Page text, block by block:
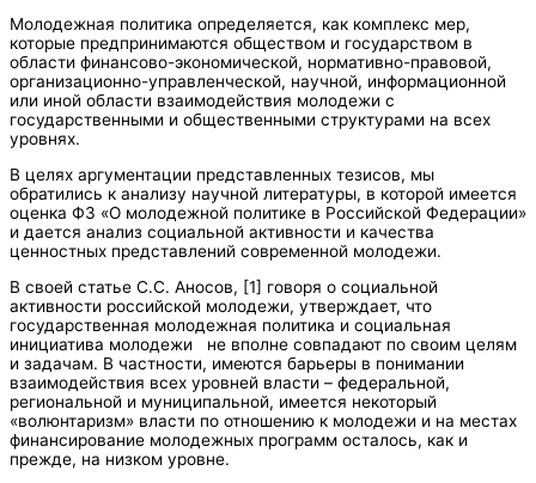
Молодежная политика определяется, как комплекс мер,
которые предпринимаются обществом и государством в
области финансово-экономической, нормативно-правовой,
организационно-управленческой, научной, информационной
или иной области взаимодействия молодежи с
государственными и общественными структурами на всех
уровнях.
В целях аргументации представленных тезисов, мы
обратились к анализу научной литературы, в которой имеется
оценка ФЗ «О молодежной политике в Российской Федерации»
и дается анализ социальной активности и качества
ценностных представлений современной молодежи.
В своей статье С.С. Аносов, [1] говоря о социальной
активности российской молодежи, утверждает, что
государственная молодежная политика и социальная
инициатива молодежи не вполне совпадают по своим целям
и задачам. В частности, имеются барьеры в понимании
взаимодействия всех уровней власти – федеральной,
региональной и муниципальной, имеется некоторый
«волюнтаризм» власти по отношению к молодежи и на местах
финансирование молодежных программ осталось, как и
прежде, на низком уровне.